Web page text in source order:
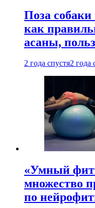
Поза собаки
как
асаны,
2 года спустя2 года
«Умный
множество
по